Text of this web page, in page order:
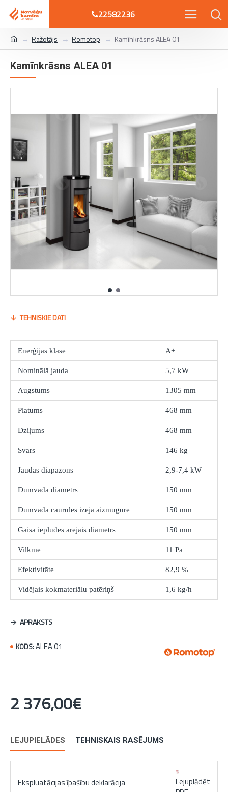
22582236
Ražotājs Romotop Kamīnkrāsns ALEA 01
Kamīnkrāsns ALEA 01
TEHNISKIE DATI
Enerģijas klase A+
Nominālā jauda 5,7 kW
Augstums 1305 mm
Platums 468 mm
Dziļums 468 mm
Svars 146 kg
Jaudas diapazons 2,9-7,4 kW
Dūmvada diametrs 150 mm
Dūmvada caurules izeja aizmugurē 150 mm
Gaisa ieplūdes ārējais diametrs 150 mm
Vilkme 11 Pa
Efektivitāte 82,9 %
Vidējais kokmateriālu patēriņš 1,6 kg/h
APRAKSTS
KODS:ALEA 01
2 376,00€
LEJUPIELĀDES TEHNISKAIS RASĒJUMS
Ekspluatācijas īpašību deklarācija
Lejuplādēt